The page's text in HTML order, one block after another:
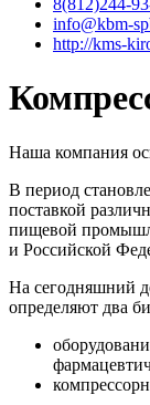
8(812)244-
info@kbm-
http://kms-
Наша компания
В период
поставкой
пищевой
и Российской
На сегодняшний
определяют два